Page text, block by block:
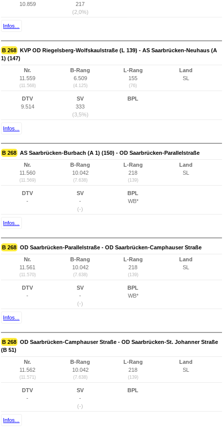
10.859
217
(2,0%)
Infos...
B 268 KVP OD Riegelsberg-Wolfskaulstraße (L 139) - AS Saarbrücken-Neuhaus (A
1) (147)
Nr.
11.559
(11.568)
B-Rang
6.509
(4.125)
L-Rang
155
(76)
Land
SL
DTV
9.514
SV
333
(3,5%)
BPL
Infos...
B 268 AS Saarbrücken-Burbach (A 1) (150) - OD Saarbrücken-Parallelstraße
Nr.
11.560
(11.569)
B-Rang
10.042
(7.638)
L-Rang
218
(139)
Land
SL
DTV
-
SV
-
(-)
BPL
WB*
Infos...
B 268 OD Saarbrücken-Parallelstraße - OD Saarbrücken-Camphauser Straße
Nr.
11.561
(11.570)
B-Rang
10.042
(7.638)
L-Rang
218
(139)
Land
SL
DTV
-
SV
-
(-)
BPL
WB*
Infos...
B 268 OD Saarbrücken-Camphauser Straße - OD Saarbrücken-St. Johanner Straße
(B 51)
Nr.
11.562
(11.571)
B-Rang
10.042
(7.638)
L-Rang
218
(139)
Land
SL
DTV
-
SV
-
(-)
BPL
Infos...